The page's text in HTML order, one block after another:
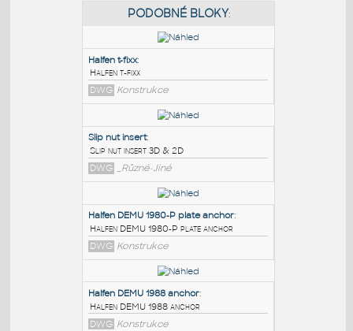
PODOBNÉ BLOKY:
Halfen t-fixx:
Halfen t-fixx
DWG Konstrukce
Slip nut insert:
Slip nut insert 3D & 2D
DWG _Různé-Jiné